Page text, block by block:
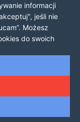
15:30
informacji
jeśli nie
Możesz
do swoich